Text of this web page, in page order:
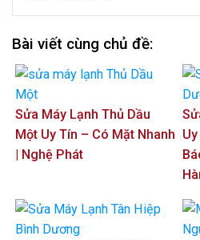
Bài viết cùng chủ đề:
Sửa Máy Lạnh Thủ Dầu
Một Uy Tín – Có Mặt Nhanh
| Nghệ Phát